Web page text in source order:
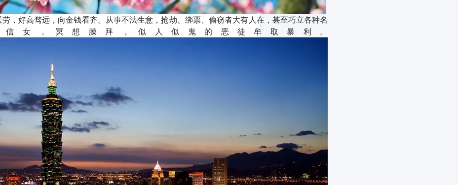
，好高骛远，向金钱看齐。从事不法生意，抢劫、绑票、偷窃者大有人在，甚至巧立各种名
女，冥想膜拜，似人似鬼的恶徒牟取暴利。